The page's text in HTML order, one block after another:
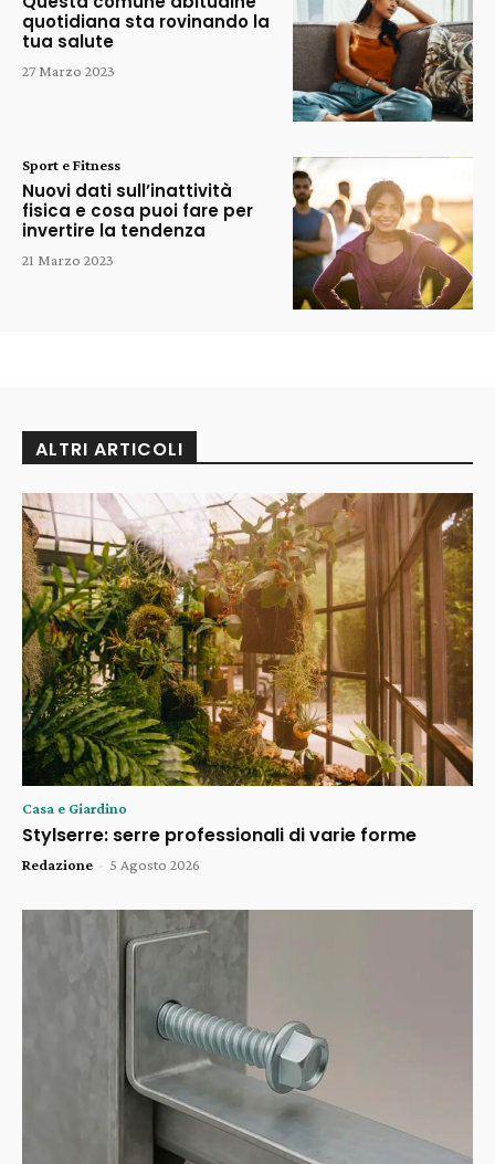
quotidiana sta rovinando la
tua salute
27 Marzo 2023
Sport e Fitness
Nuovi dati sull’inattività
fisica e cosa puoi fare per
invertire la tendenza
21 Marzo 2023
ALTRI ARTICOLI
Casa e Giardino
Stylserre: serre professionali di varie forme
Redazione - 5 Agosto 2026